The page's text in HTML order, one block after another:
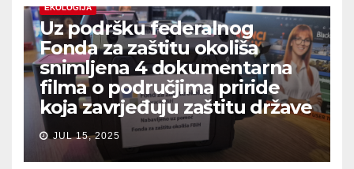
EKOLOGIJA
Uz podršku federalnog
Fonda za zaštitu okoliša
snimljena 4 dokumentarna
filma o područjima priride
koja zavrjeđuju zaštitu države
JUL 15, 2025